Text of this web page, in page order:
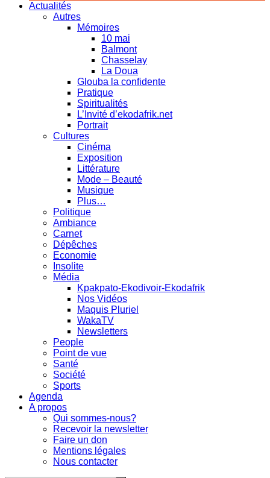
Actualités
Autres
Mémoires
10 mai
Balmont
Chasselay
La Doua
Glouba la confidente
Pratique
Spiritualités
L’Invité d’ekodafrik.net
Portrait
Cultures
Cinéma
Exposition
Littérature
Mode – Beauté
Musique
Plus…
Politique
Ambiance
Carnet
Dépêches
Economie
Insolite
Média
Kpakpato-Ekodivoir-Ekodafrik
Nos Vidéos
Maquis Pluriel
WakaTV
Newsletters
People
Point de vue
Santé
Société
Sports
Agenda
A propos
Qui sommes-nous?
Recevoir la newsletter
Faire un don
Mentions légales
Nous contacter